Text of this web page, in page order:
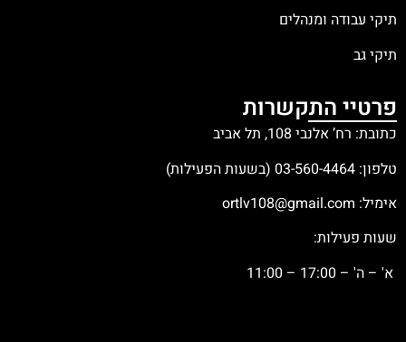
תיקי עבודה ומנהלים
תיקי גב
פרטיי התקשרות
כתובת: רח’ אלנבי 108, תל אביב
טלפון: 03-560-4464 (בשעות הפעילות)
אימיל: ortlv108@gmail.com
שעות פעילות:
א' – ה' – 17:00 – 11:00